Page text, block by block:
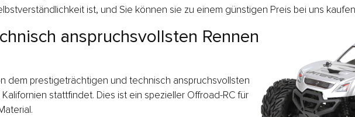
ist, und Sie können sie zu einem günstigen Preis bei uns
anspruchsvollsten Rennen
dem prestigeträchtigen und technisch anspruchsvollsten
stattfindet. Dies ist ein spezieller Offroad-RC für